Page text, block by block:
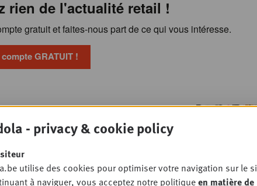
rien de l'actualité retail !
gratuit et faites-nous part de ce qui vous intéresse.
GRATUIT !
Publicité en magasin : les
reprendre la main
- privacy & cookie policy
utilise des cookies pour optimiser votre navigation sur le
à naviguer, vous acceptez notre politiqueen matière de